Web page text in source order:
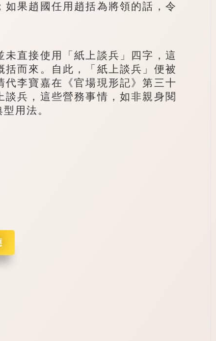
果趙國任用趙括為將領的話，令
直接使用「紙上談兵」四字，這
而來。自此，「紙上談兵」便被
李寶嘉在《官場現形記》第三十
兵，這些營務事情，如非親身閱
用法。